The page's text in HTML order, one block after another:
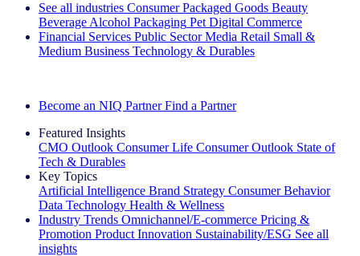
See all industries Consumer Packaged Goods Beauty
Beverage Alcohol Packaging Pet Digital Commerce
Financial Services Public Sector Media Retail Small &
Medium Business Technology & Durables
Become an NIQ Partner Find a Partner
Featured Insights
CMO Outlook Consumer Life Consumer Outlook State of
Tech & Durables
Key Topics
Artificial Intelligence Brand Strategy Consumer Behavior
Data Technology Health & Wellness
Industry Trends Omnichannel/E-commerce Pricing &
Promotion Product Innovation Sustainability/ESG See all
insights